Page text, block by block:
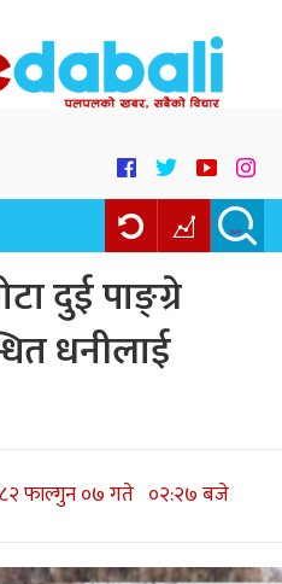
दुई पाङ्ग्रे
धनीलाई
फाल्गुन ०७ गते ०२:२७ बजे